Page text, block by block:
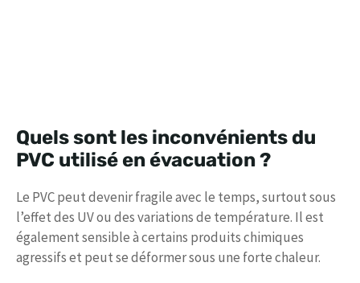
Quels sont les inconvénients du
PVC utilisé en évacuation ?
Le PVC peut devenir fragile avec le temps, surtout sous
l’effet des UV ou des variations de température. Il est
également sensible à certains produits chimiques
agressifs et peut se déformer sous une forte chaleur.